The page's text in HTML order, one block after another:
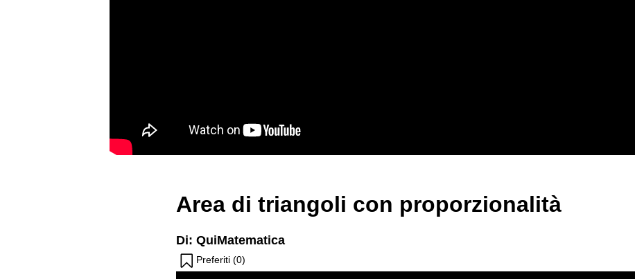
Area di triangoli con proporzionalità
Di: QuiMatematica
Preferiti (0)